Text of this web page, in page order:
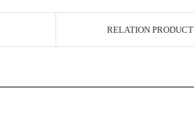
RELATION PRODUCT